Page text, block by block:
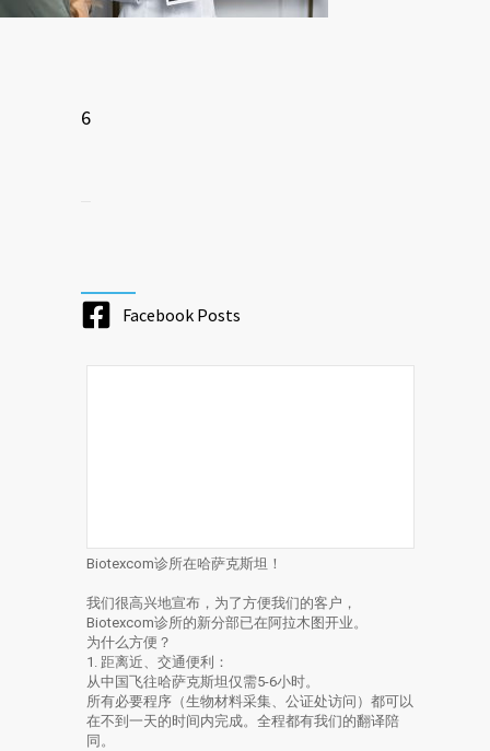
6
Facebook Posts
Biotexcom诊所在哈萨克斯坦！
我们很高兴地宣布，为了方便我们的客户，
Biotexcom诊所的新分部已在阿拉木图开业。
为什么方便？
1. 距离近、交通便利：
从中国飞往哈萨克斯坦仅需5-6小时。
所有必要程序（生物材料采集、公证处访问）都可以
在不到一天的时间内完成。全程都有我们的翻译陪
同。